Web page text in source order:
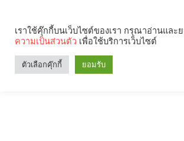
เราใช้คุ๊กกี้บนเว็บไซต์ของเรา กรุณาอ่านและ
ความเป็นส่วนตัว เพื่อใช้บริการเว็บไซต์
ตัวเลือกคุ๊กกี้ ยอมรับ